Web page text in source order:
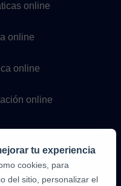
online
online
online
online
tu experiencia
cookies, para
del sitio, personalizar el